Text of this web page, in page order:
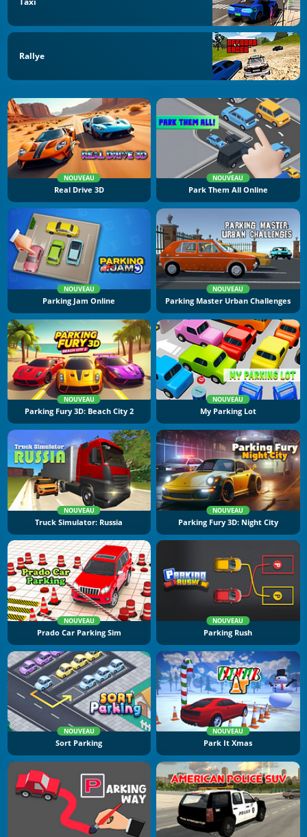
Rallye
NOUVEAU
Real Drive 3D
NOUVEAU
Park Them All Online
NOUVEAU
Parking Jam Online
NOUVEAU
Parking Master Urban Challenges
NOUVEAU
Parking Fury 3D: Beach City 2
NOUVEAU
My Parking Lot
NOUVEAU
Truck Simulator: Russia
NOUVEAU
Parking Fury 3D: Night City
NOUVEAU
Prado Car Parking Sim
NOUVEAU
Parking Rush
NOUVEAU
Sort Parking
NOUVEAU
Park It Xmas